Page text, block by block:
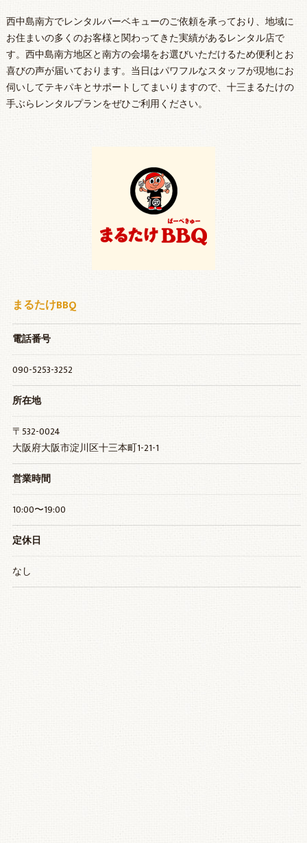
西中島南方でレンタルバーベキューのご依頼を承っており、地域に
お住まいの多くのお客様と関わってきた実績があるレンタル店で
す。西中島南方地区と南方の会場をお選びいただけるため便利とお
喜びの声が届いております。当日はパワフルなスタッフが現地にお
伺いしてテキパキとサポートしてまいりますので、十三まるたけの
手ぶらレンタルプランをぜひご利用ください。
まるたけBBQ
電話番号
090-5253-3252
所在地
〒532-0024
大阪府大阪市淀川区十三本町1-21-1
営業時間
10:00〜19:00
定休日
なし